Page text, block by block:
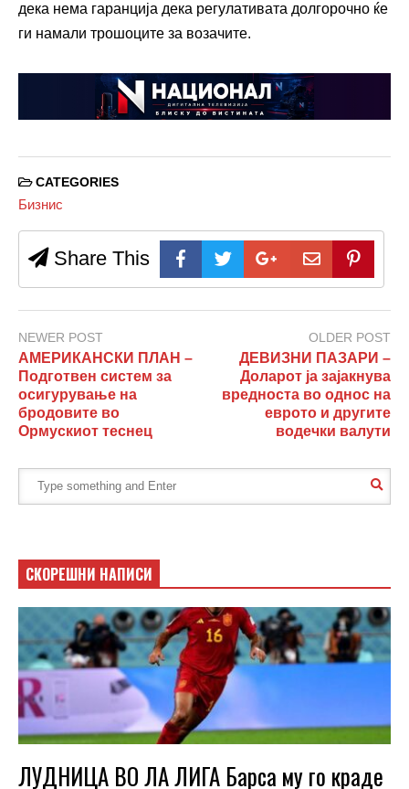
дека нема гаранција дека регулативата долгорочно ќе
ги намали трошоците за возачите.
CATEGORIES
Бизнис
Share This
NEWER POST
АМЕРИКАНСКИ ПЛАН –
Подготвен систем за
осигурување на
бродовите во
Ормускиот теснец
OLDER POST
ДЕВИЗНИ ПАЗАРИ –
Доларот ја зајакнува
вредноста во однос на
еврото и другите
водечки валути
СКОРЕШНИ НАПИСИ
ЛУДНИЦА ВО ЛА ЛИГА Барса му го краде